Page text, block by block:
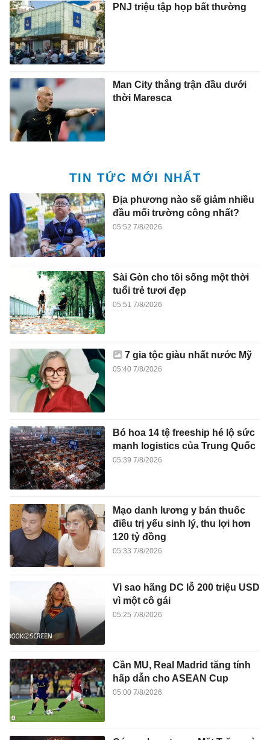
PNJ triệu tập họp bất thường
Man City thắng trận đầu dưới
thời Maresca
TIN TỨC MỚI NHẤT
Địa phương nào sẽ giảm nhiều
đầu mối trường công nhất?
05:52 7/8/2026
Sài Gòn cho tôi sống một thời
tuổi trẻ tươi đẹp
05:51 7/8/2026
7 gia tộc giàu nhất nước Mỹ
05:40 7/8/2026
Bó hoa 14 tệ freeship hé lộ sức
mạnh logistics của Trung Quốc
05:39 7/8/2026
Mạo danh lương y bán thuốc
điều trị yếu sinh lý, thu lợi hơn
120 tỷ đồng
05:33 7/8/2026
Vì sao hãng DC lỗ 200 triệu USD
vì một cô gái
05:25 7/8/2026
Cần MU, Real Madrid tăng tính
hấp dẫn cho ASEAN Cup
05:00 7/8/2026